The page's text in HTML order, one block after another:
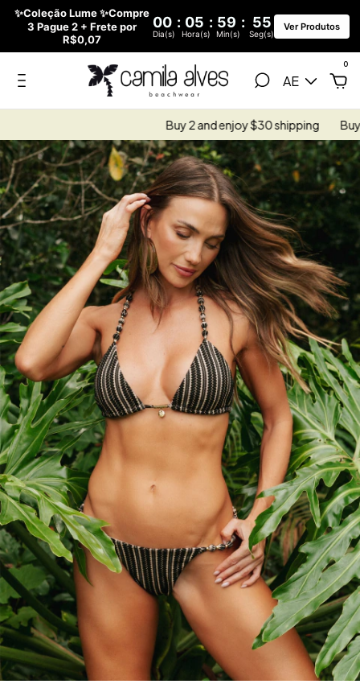
✨Coleção Lume ✨Compre
3 Pague 2 + Frete por
R$0,07
00 : 05 : 59 : 54
Dia(s) Hora(s) Min(s) Seg(s)
Ver Produtos
AE
0
Buy 2 and enjoy $30 shipping Buy 3 and